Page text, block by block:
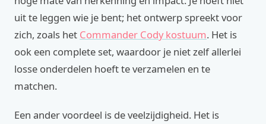
uit te leggen wie je bent; het ontwerp spreekt voor
zich, zoals het Commander Cody kostuum. Het is
ook een complete set, waardoor je niet zelf allerlei
losse onderdelen hoeft te verzamelen en te
matchen.
Een ander voordeel is de veelzijdigheid. Het is